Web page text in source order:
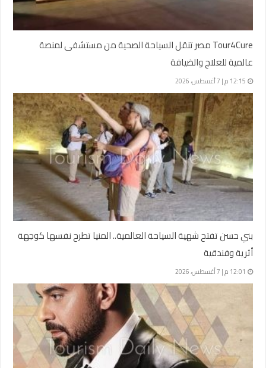
Tour4Cure مصر تنقل السياحة الصحية من مستشفى لمنصة
عالمية للعلاج والضيافة
12:15 م | 7 أغسطس، 2026
بني حسن تفتح شهية السياحة العالمية.. المنيا تطرح نفسها كوجهة
أثرية وفندقية
12:01 م | 7 أغسطس، 2026